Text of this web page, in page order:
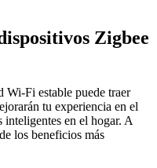
Zigbee
Wi-Fi estable puede traer
tu experiencia en el
en el hogar. A
los beneficios más